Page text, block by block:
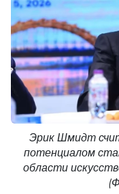
Эрик Шмидт
потенциалом
области